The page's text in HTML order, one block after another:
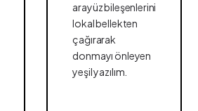
arayüz bileşenlerini
lokal bellekten
çağırarak
donmayı önleyen
yeşil yazılım.